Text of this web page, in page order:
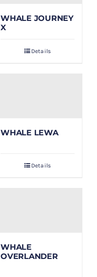
WHALE JOURNEY
X
Details
WHALE LEWA
Details
WHALE
OVERLANDER